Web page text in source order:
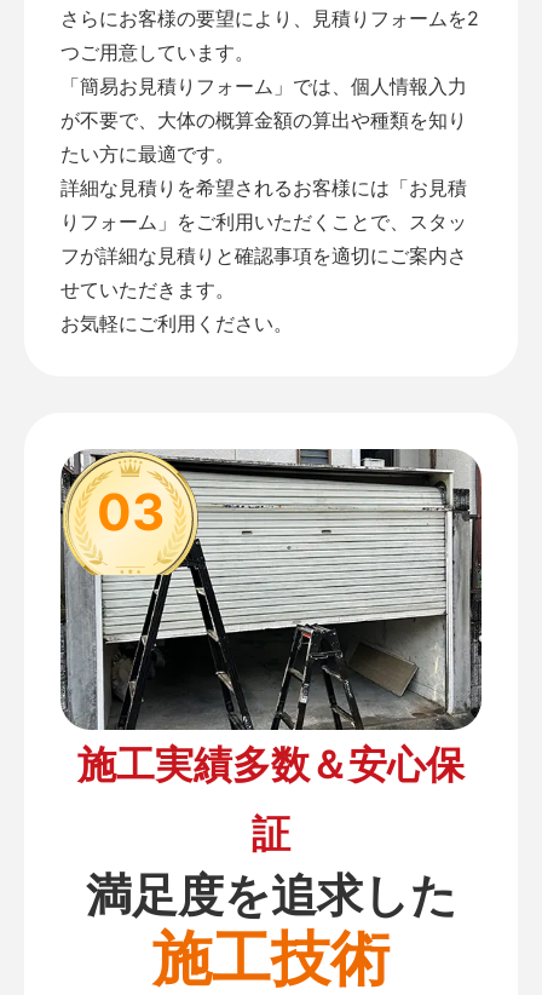
さらにお客様の要望により、見積りフォームを2
つご用意しています。
「簡易お見積りフォーム 」では、個人情報入力
が不要で、大体の概算金額の算出や種類を知り
たい方に最適です。
詳細な見積りを希望されるお客様には「お見積
りフォーム 」をご利用いただくことで、スタッ
フが詳細な見積りと確認事項を適切にご案内さ
せていただきます。
お気軽にご利用ください。
03
施工実績多数＆安心保
証
満足度を追求した
施工技術